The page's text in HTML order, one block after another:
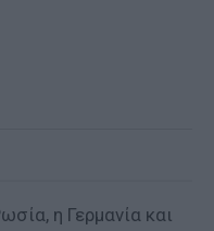
η Γερμανία και